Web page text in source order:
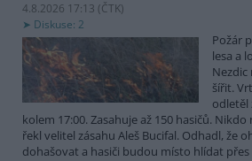
4.8.2026 17:13 (ČTK)
Diskuse: 2
Požár
lesa a
Nezdic
šířit.
odletěl
kolem 17:00. Zasahuje až 150 hasičů. Nikdo
řekl velitel zásahu Aleš Bucifal. Odhadl, že
dohašovat a hasiči budou místo hlídat